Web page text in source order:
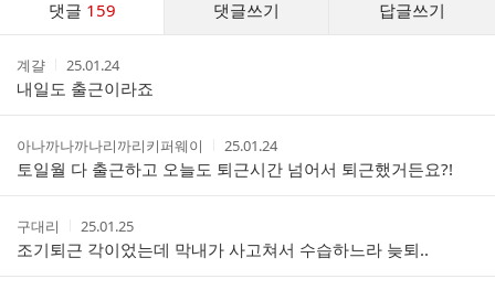
댓글 159 댓글쓰기 답글쓰기
스
작
성
자
계걀
작
성
시
간
25.01.24
내일도 출근이라죠
작
성
자
아나까나까나리까리키퍼웨이
작
성
시
간
25.01.24
토일월 다 출근하고 오늘도 퇴근시간 넘어서 퇴근했거든요?!
작
성
자
구대리
작
성
시
간
25.01.25
조기퇴근 각이었는데 막내가 사고쳐서 수습하느라 늦퇴..